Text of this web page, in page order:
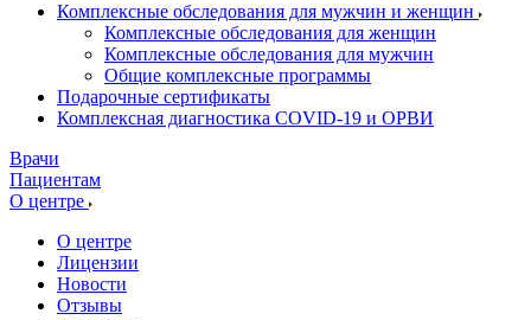
Комплексные обследования для мужчин и женщин
Комплексные обследования для женщин
Комплексные обследования для мужчин
Общие комплексные программы
Подарочные сертификаты
Комплексная диагностика COVID-19 и ОРВИ
Врачи
Пациентам
О центре
О центре
Лицензии
Новости
Отзывы